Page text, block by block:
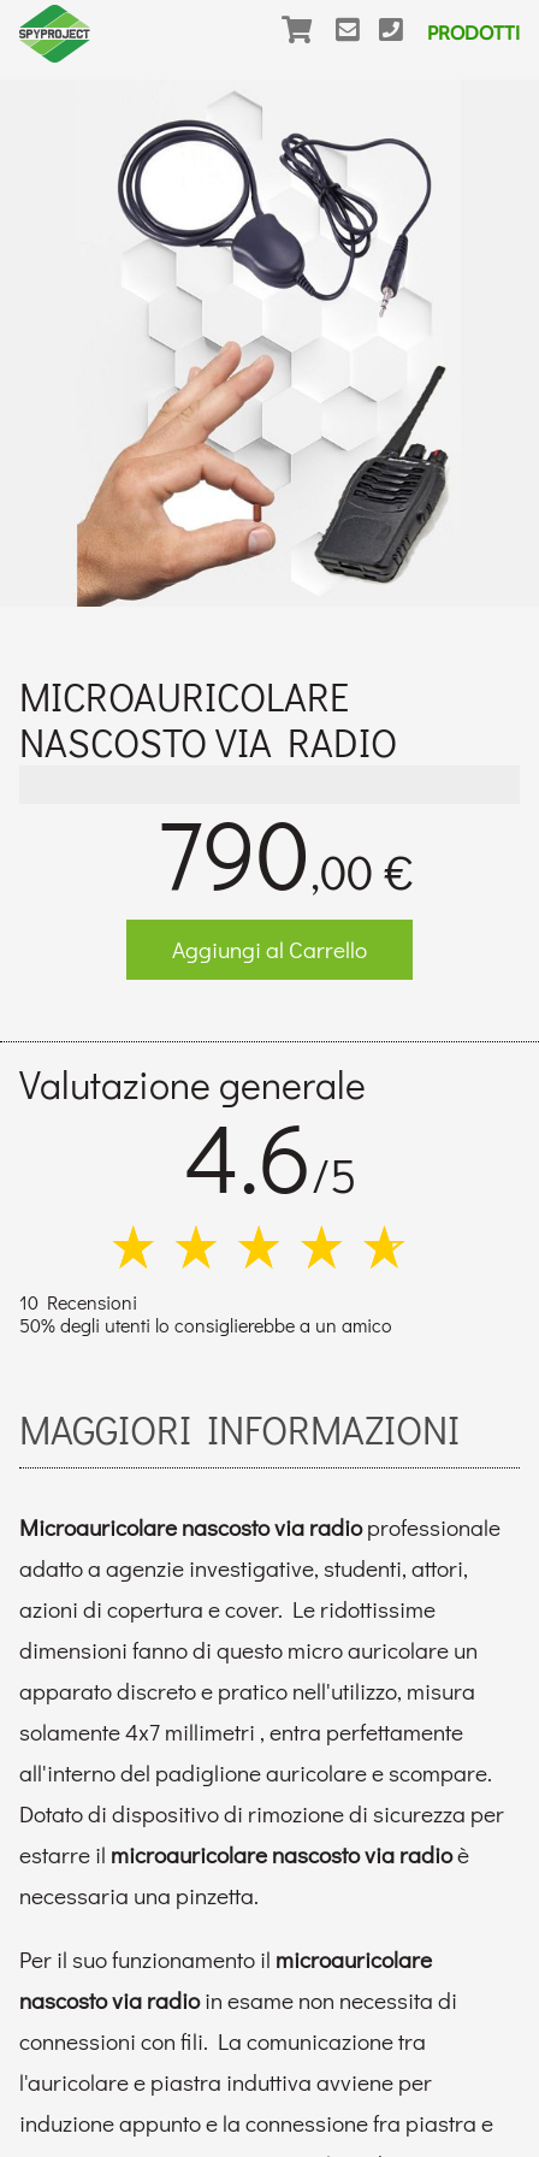
PRODOTTI
MICROAURICOLARE
NASCOSTO VIA RADIO
790,00 €
Aggiungi al Carrello
Valutazione generale
4.6/5
10 Recensioni
50% degli utenti lo consiglierebbe a un amico
MAGGIORI INFORMAZIONI
Microauricolare nascosto via radioprofessionale
adatto a agenzie investigative, studenti, attori,
azioni di copertura e cover. Le ridottissime
dimensioni fanno di questo micro auricolare un
apparato discreto e pratico nell'utilizzo, misura
solamente 4x7 millimetri , entra perfettamente
all'interno del padiglione auricolare e scompare.
Dotato di dispositivo di rimozione di sicurezza per
estarre il microauricolare nascosto via radioè
necessaria una pinzetta.
Per il suo funzionamento il microauricolare
nascosto via radioin esame non necessita di
connessioni con fili. La comunicazione tra
l'auricolare e piastra induttiva avviene per
induzione appunto e la connessione fra piastra e